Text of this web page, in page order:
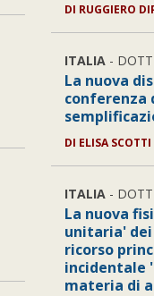
DI RUGGIERO
ITALIA -
La nuova
conferenza
DI ELISA SCOTTI
ITALIA -
La nuova
unitaria'
ricorso
incidentale
materia di